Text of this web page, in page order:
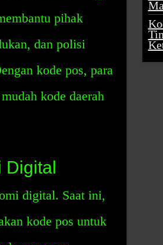
pihak
dan polisi
kode pos, para
kode daerah
Digital
digital. Saat ini,
kode pos untuk